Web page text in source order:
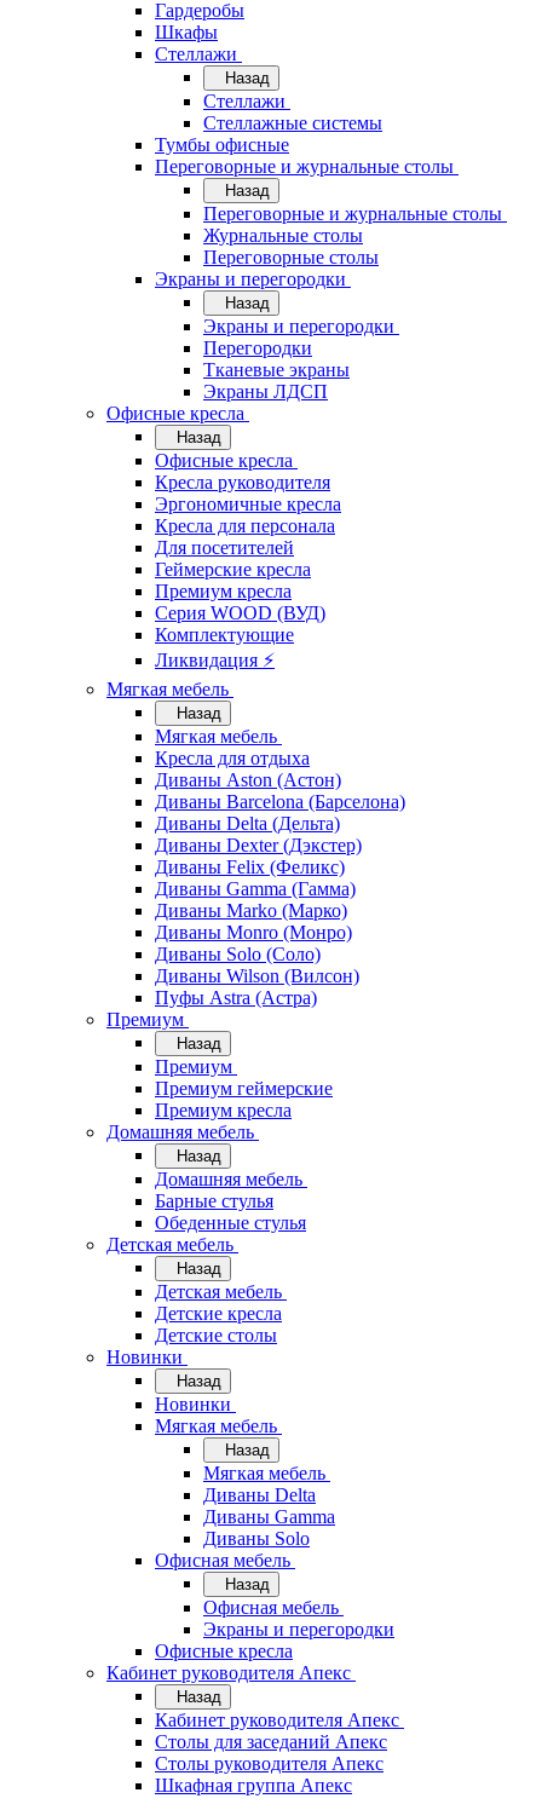
Гардеробы
Шкафы
Стеллажи
Назад
Стеллажи
Стеллажные системы
Тумбы офисные
Переговорные и журнальные столы
Назад
Переговорные и журнальные столы
Журнальные столы
Переговорные столы
Экраны и перегородки
Назад
Экраны и перегородки
Перегородки
Тканевые экраны
Экраны ЛДСП
Офисные кресла
Назад
Офисные кресла
Кресла руководителя
Эргономичные кресла
Кресла для персонала
Для посетителей
Геймерские кресла
Премиум кресла
Серия WOOD (ВУД)
Комплектующие
Ликвидация ⚡
Мягкая мебель
Назад
Мягкая мебель
Кресла для отдыха
Диваны Aston (Астон)
Диваны Barcelona (Барселона)
Диваны Delta (Дельта)
Диваны Dexter (Дэкстер)
Диваны Felix (Феликс)
Диваны Gamma (Гамма)
Диваны Marko (Марко)
Диваны Monro (Монро)
Диваны Solo (Соло)
Диваны Wilson (Вилсон)
Пуфы Astra (Астра)
Премиум
Назад
Премиум
Премиум геймерские
Премиум кресла
Домашняя мебель
Назад
Домашняя мебель
Барные стулья
Обеденные стулья
Детская мебель
Назад
Детская мебель
Детские кресла
Детские столы
Новинки
Назад
Новинки
Мягкая мебель
Назад
Мягкая мебель
Диваны Delta
Диваны Gamma
Диваны Solo
Офисная мебель
Назад
Офисная мебель
Экраны и перегородки
Офисные кресла
Кабинет руководителя Апекс
Назад
Кабинет руководителя Апекс
Столы для заседаний Апекс
Столы руководителя Апекс
Шкафная группа Апекс